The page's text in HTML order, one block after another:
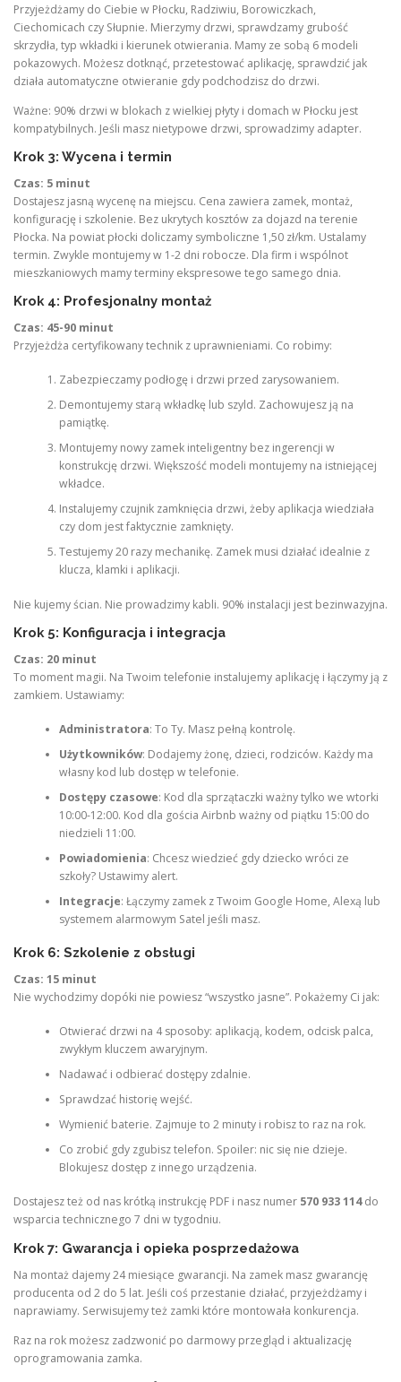
Przyjeżdżamy do Ciebie w Płocku, Radziwiu, Borowiczkach,
Ciechomicach czy Słupnie. Mierzymy drzwi, sprawdzamy grubość
skrzydła, typ wkładki i kierunek otwierania. Mamy ze sobą 6 modeli
pokazowych. Możesz dotknąć, przetestować aplikację, sprawdzić jak
działa automatyczne otwieranie gdy podchodzisz do drzwi.
Ważne: 90% drzwi w blokach z wielkiej płyty i domach w Płocku jest
kompatybilnych. Jeśli masz nietypowe drzwi, sprowadzimy adapter.
Krok 3: Wycena i termin
Czas: 5 minut
Dostajesz jasną wycenę na miejscu. Cena zawiera zamek, montaż,
konfigurację i szkolenie. Bez ukrytych kosztów za dojazd na terenie
Płocka. Na powiat płocki doliczamy symboliczne 1,50 zł/km. Ustalamy
termin. Zwykle montujemy w 1-2 dni robocze. Dla firm i wspólnot
mieszkaniowych mamy terminy ekspresowe tego samego dnia.
Krok 4: Profesjonalny montaż
Czas: 45-90 minut
Przyjeżdża certyfikowany technik z uprawnieniami. Co robimy:
Zabezpieczamy podłogę i drzwi przed zarysowaniem.
Demontujemy starą wkładkę lub szyld. Zachowujesz ją na
pamiątkę.
Montujemy nowy zamek inteligentny bez ingerencji w
konstrukcję drzwi. Większość modeli montujemy na istniejącej
wkładce.
Instalujemy czujnik zamknięcia drzwi, żeby aplikacja wiedziała
czy dom jest faktycznie zamknięty.
Testujemy 20 razy mechanikę. Zamek musi działać idealnie z
klucza, klamki i aplikacji.
Nie kujemy ścian. Nie prowadzimy kabli. 90% instalacji jest bezinwazyjna.
Krok 5: Konfiguracja i integracja
Czas: 20 minut
To moment magii. Na Twoim telefonie instalujemy aplikację i łączymy ją z
zamkiem. Ustawiamy:
Administratora: To Ty. Masz pełną kontrolę.
Użytkowników: Dodajemy żonę, dzieci, rodziców. Każdy ma
własny kod lub dostęp w telefonie.
Dostępy czasowe: Kod dla sprzątaczki ważny tylko we wtorki
10:00-12:00. Kod dla gościa Airbnb ważny od piątku 15:00 do
niedzieli 11:00.
Powiadomienia: Chcesz wiedzieć gdy dziecko wróci ze
szkoły? Ustawimy alert.
Integracje: Łączymy zamek z Twoim Google Home, Alexą lub
systemem alarmowym Satel jeśli masz.
Krok 6: Szkolenie z obsługi
Czas: 15 minut
Nie wychodzimy dopóki nie powiesz “wszystko jasne”. Pokażemy Ci jak:
Otwierać drzwi na 4 sposoby: aplikacją, kodem, odcisk palca,
zwykłym kluczem awaryjnym.
Nadawać i odbierać dostępy zdalnie.
Sprawdzać historię wejść.
Wymienić baterie. Zajmuje to 2 minuty i robisz to raz na rok.
Co zrobić gdy zgubisz telefon. Spoiler: nic się nie dzieje.
Blokujesz dostęp z innego urządzenia.
Dostajesz też od nas krótką instrukcję PDF i nasz numer 570 933 114do
wsparcia technicznego 7 dni w tygodniu.
Krok 7: Gwarancja i opieka posprzedażowa
Na montaż dajemy 24 miesiące gwarancji. Na zamek masz gwarancję
producenta od 2 do 5 lat. Jeśli coś przestanie działać, przyjeżdżamy i
naprawiamy. Serwisujemy też zamki które montowała konkurencja.
Raz na rok możesz zadzwonić po darmowy przegląd i aktualizację
oprogramowania zamka.